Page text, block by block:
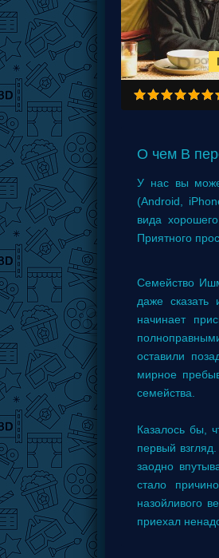
О чем В
У нас вы
(Android,
вида
Приятного
Семейство
даже
начинает
оставили
мирное
семейства.
Казалось бы,
первый
заодно
стало
назойливого
приехал